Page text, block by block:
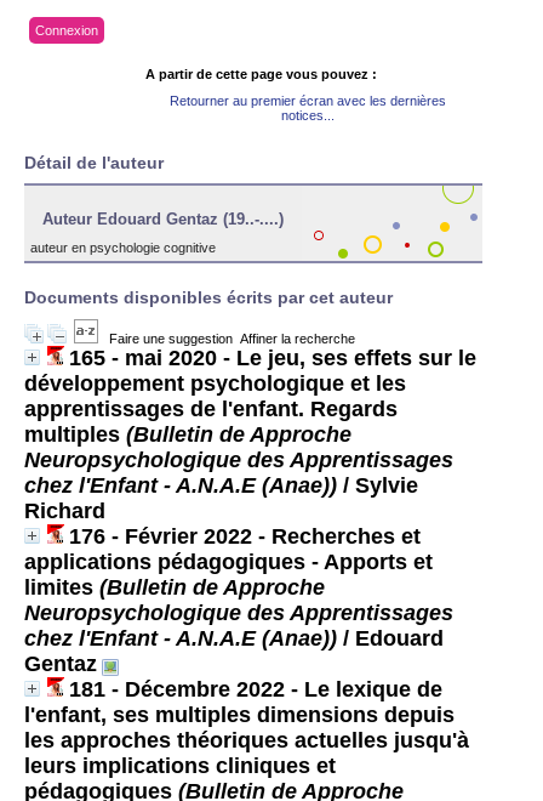
Connexion
A partir de cette page vous pouvez :
Retourner au premier écran avec les dernières
notices...
Détail de l'auteur
Auteur Edouard Gentaz (19..-....)
auteur en psychologie cognitive
Documents disponibles écrits par cet auteur
Faire une suggestion Affiner la recherche
165 - mai 2020 - Le jeu, ses effets sur le
développement psychologique et les
apprentissages de l'enfant. Regards
multiples (Bulletin de Approche
Neuropsychologique des Apprentissages
chez l'Enfant - A.N.A.E (Anae)) / Sylvie
Richard
176 - Février 2022 - Recherches et
applications pédagogiques - Apports et
limites (Bulletin de Approche
Neuropsychologique des Apprentissages
chez l'Enfant - A.N.A.E (Anae)) / Edouard
Gentaz
181 - Décembre 2022 - Le lexique de
l'enfant, ses multiples dimensions depuis
les approches théoriques actuelles jusqu'à
leurs implications cliniques et
pédagogiques (Bulletin de Approche